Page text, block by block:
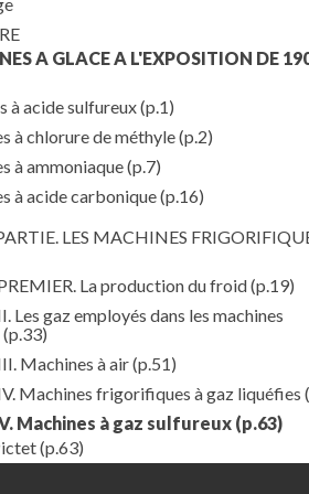
A GLACE A L'EXPOSITION DE
à acide sulfureux(p.1)
à chlorure de méthyle(p.2)
à ammoniaque(p.7)
à acide carbonique(p.16)
LES MACHINES
La production du froid(p.19)
Les gaz employés dans les machines
(p.33)
Machines à air(p.51)
Machines frigorifiques à gaz liquéfies
Machines à gaz sulfureux (p.63)
(p.63)